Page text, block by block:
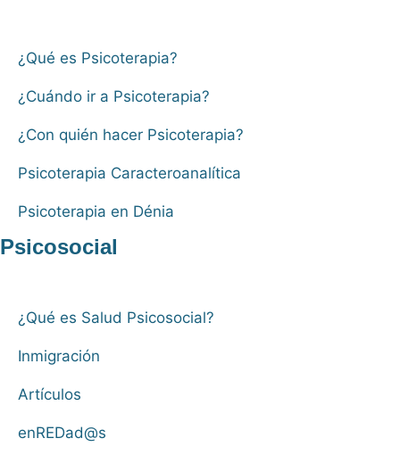
¿Qué es Psicoterapia?
¿Cuándo ir a Psicoterapia?
¿Con quién hacer Psicoterapia?
Psicoterapia Caracteroanalítica
Psicoterapia en Dénia
Psicosocial
¿Qué es Salud Psicosocial?
Inmigración
Artículos
enREDad@s